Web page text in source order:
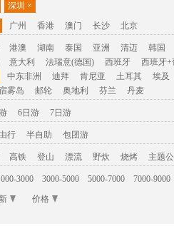
深圳 ×
广州 香港 澳门 长沙 北京
港澳 湖南 泰国 亚洲 清迈
韩国
意大利 法瑞意(德国) 西班牙
西班牙+
中东非洲 迪拜 肯尼亚 土耳其
埃及
雾岛 邮轮 奥地利 芬兰 丹麦
6日游 7日游
行 半自助 包团游
高铁 登山 漂流 野炊 烧烤 主题
3000 3000-5000 5000-7000
7000-9000
价格